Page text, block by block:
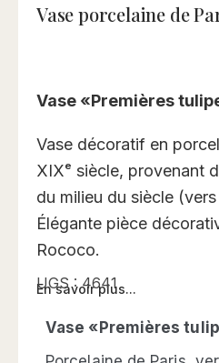
Vase porcelaine de
Vase «Premières
Vase décoratif en
XIXᵉ siècle, provenant
du milieu du siècle
Élégante pièce
Rococo.
En savoir plus...
UGS :4641
Vase «Premières